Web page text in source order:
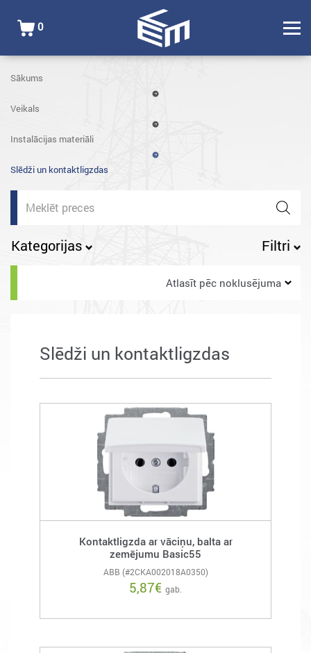
0
Sākums
Veikals
Instalācijas materiāli
Slēdži un kontaktligzdas
Products
search
Kategorijas Filtri
Atlasīt pēc noklusējuma
Slēdži un kontaktligzdas
Kontaktligzda ar vāciņu, balta ar
zemējumu Basic55
ABB (#2CKA002018A0350)
5,87€ gab.